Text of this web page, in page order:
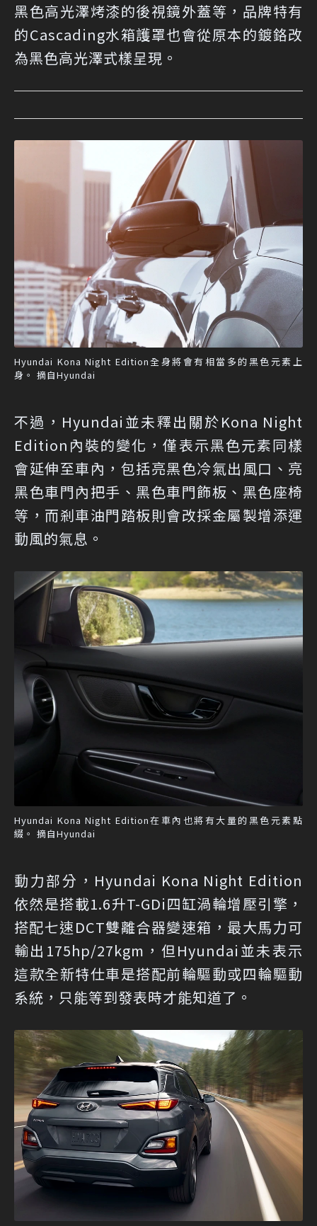
黑色高光澤烤漆的後視鏡外蓋等，品牌特有
的Cascading水箱護罩也會從原本的鍍鉻改
為黑色高光澤式樣呈現。
Hyundai Kona Night Edition全身將會有相當多的黑色元素上
身。 摘自Hyundai
不過，Hyundai並未釋出關於Kona Night
Edition內裝的變化，僅表示黑色元素同樣
會延伸至車內，包括亮黑色冷氣出風口、亮
黑色車門內把手、黑色車門飾板、黑色座椅
等，而剎車油門踏板則會改採金屬製增添運
動風的氣息。
Hyundai Kona Night Edition在車內也將有大量的黑色元素點
綴。 摘自Hyundai
動力部分，Hyundai Kona Night Edition
依然是搭載1.6升T-GDi四缸渦輪增壓引擎，
搭配七速DCT雙離合器變速箱，最大馬力可
輸出175hp/27kgm，但Hyundai並未表示
這款全新特仕車是搭配前輪驅動或四輪驅動
系統，只能等到發表時才能知道了。